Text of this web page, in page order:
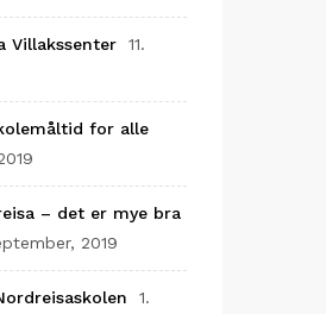
Villakssenter
11.
for alle
– det er mye bra
2019
1.